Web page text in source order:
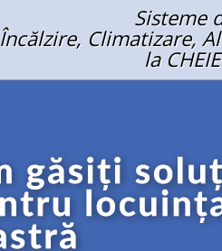
Sisteme
Încălzire, Climatizare,
la